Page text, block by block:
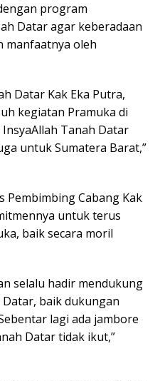
program
Datar agar keberadaan
manfaatnya oleh
Datar Kak Eka Putra,
kegiatan Pramuka di
Tanah Datar
untuk Sumatera Barat,”
Pembimbing Cabang Kak
untuk terus
baik secara moril
selalu hadir mendukung
baik dukungan
lagi ada jambore
Datar tidak ikut,”